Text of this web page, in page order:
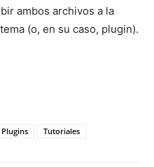
ambos archivos a la
(o, en su caso, plugin).
Plugins Tutoriales